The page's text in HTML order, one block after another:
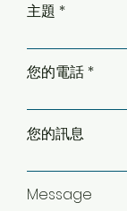
主題
您的電話
您的訊息
Message